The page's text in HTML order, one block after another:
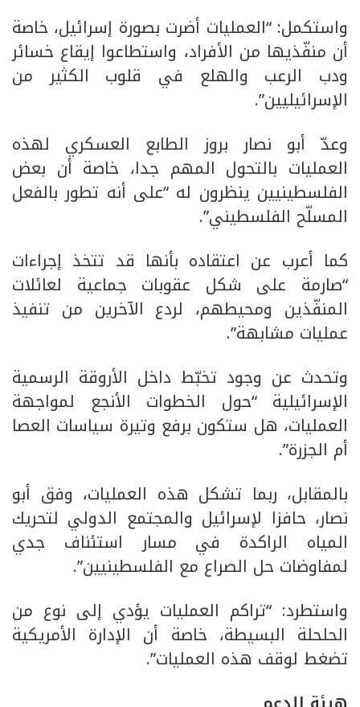
واستكمل: “العمليات أضرت بصورة إسرائيل، خاصة
أن منفّذيها من الأفراد، واستطاعوا إيقاع خسائر
ودب الرعب والهلع في قلوب الكثير من
الإسرائيليين”.
وعدّ أبو نصار بروز الطابع العسكري لهذه
العمليات بالتحول المهم جدا، خاصة أن بعض
الفلسطينيين ينظرون له “على أنه تطور بالفعل
المسلّح الفلسطيني”.
كما أعرب عن اعتقاده بأنها قد تتخذ إجراءات
“صارمة على شكل عقوبات جماعية لعائلات
المنفّذين ومحيطهم، لردع الآخرين من تنفيذ
عمليات مشابهة”.
وتحدث عن وجود تخبّط داخل الأروقة الرسمية
الإسرائيلية “حول الخطوات الأنجع لمواجهة
العمليات، هل ستكون برفع وتيرة سياسات العصا
أم الجزرة”.
بالمقابل، ربما تشكل هذه العمليات، وفق أبو
نصار، حافزا لإسرائيل والمجتمع الدولي لتحريك
المياه الراكدة في مسار استئناف جدي
لمفاوضات حل الصراع مع الفلسطينيين”.
واستطرد: “تراكم العمليات يؤدي إلى نوع من
الحلحلة البسيطة، خاصة أن الإدارة الأمريكية
تضغط لوقف هذه العمليات”.